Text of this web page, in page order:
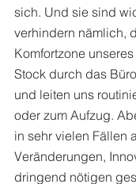
sich. Und sie sind
verhindern nämlich,
Komfortzone
Stock durch das
und leiten uns
oder zum Aufzug.
in sehr vielen Fällen
Veränderungen,
dringend nötigen